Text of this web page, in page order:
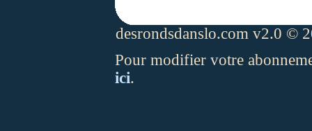
desrondsdanslo.com v2.0 ©
Pour modifier votre
ici.